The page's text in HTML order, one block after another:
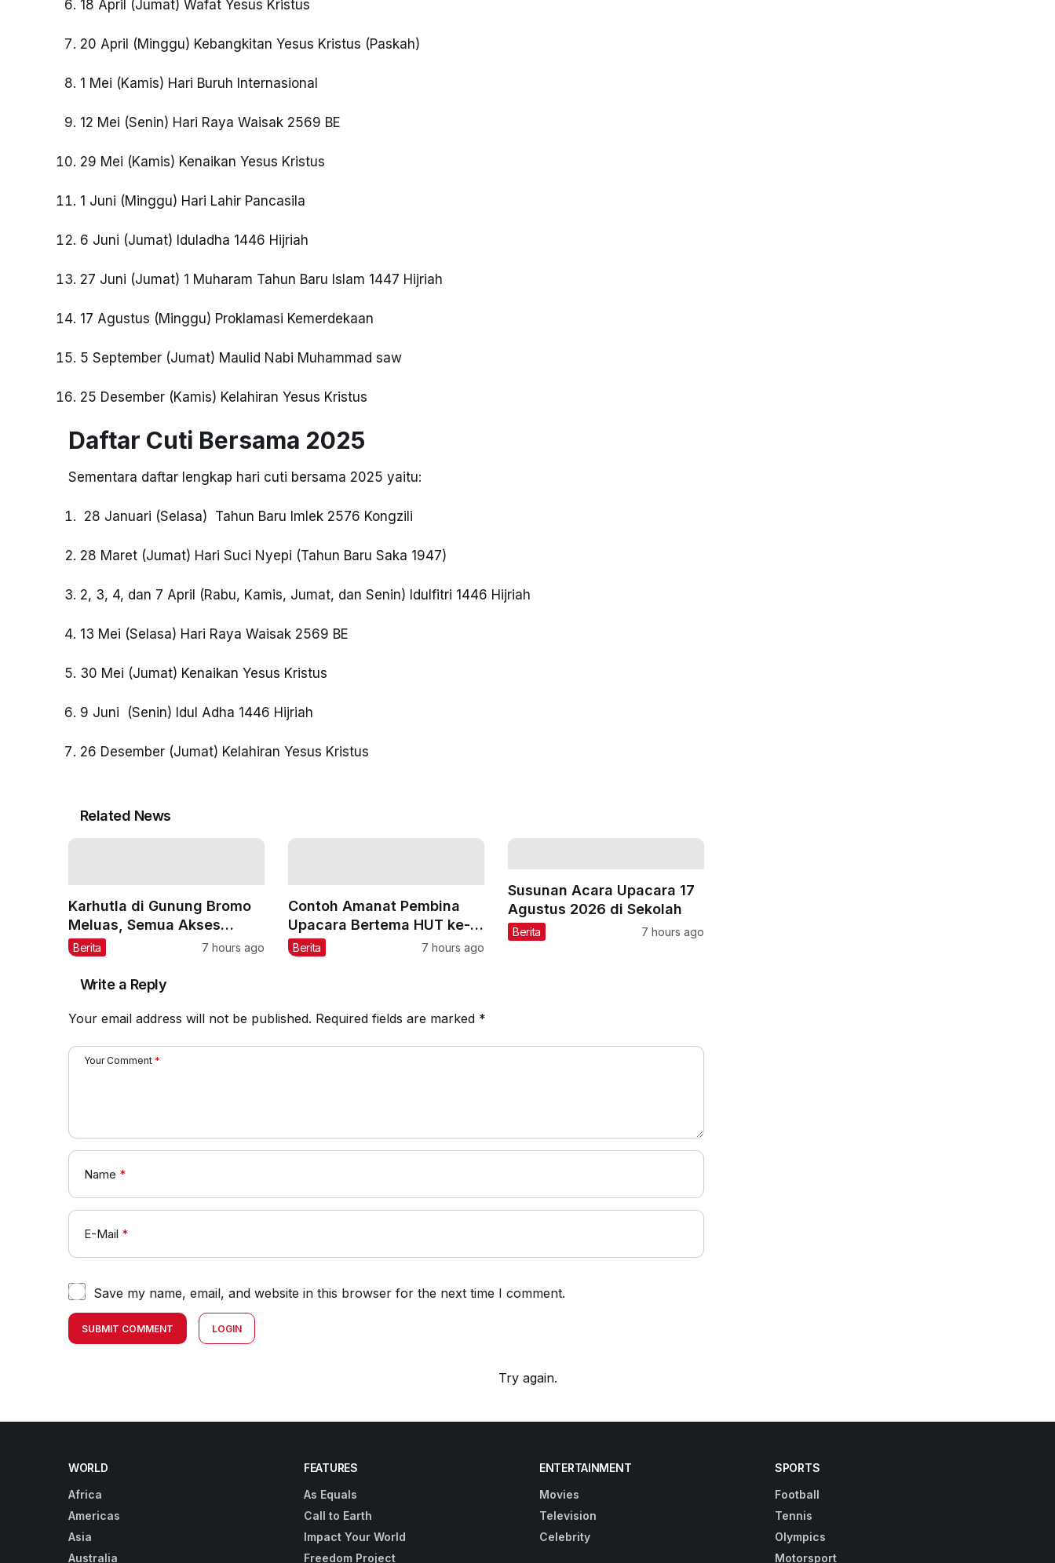
18 April (Jumat) Wafat Yesus Kristus
20 April (Minggu) Kebangkitan Yesus Kristus (Paskah)
1 Mei (Kamis) Hari Buruh Internasional
12 Mei (Senin) Hari Raya Waisak 2569 BE
29 Mei (Kamis) Kenaikan Yesus Kristus
1 Juni (Minggu) Hari Lahir Pancasila
6 Juni (Jumat) Iduladha 1446 Hijriah
27 Juni (Jumat) 1 Muharam Tahun Baru Islam 1447 Hijriah
17 Agustus (Minggu) Proklamasi Kemerdekaan
5 September (Jumat) Maulid Nabi Muhammad saw
25 Desember (Kamis) Kelahiran Yesus Kristus
Daftar Cuti Bersama 2025
Sementara daftar lengkap hari cuti bersama 2025 yaitu:
28 Januari (Selasa) Tahun Baru Imlek 2576 Kongzili
28 Maret (Jumat) Hari Suci Nyepi (Tahun Baru Saka 1947)
2, 3, 4, dan 7 April (Rabu, Kamis, Jumat, dan Senin) Idulfitri 1446 Hijriah
13 Mei (Selasa) Hari Raya Waisak 2569 BE
30 Mei (Jumat) Kenaikan Yesus Kristus
9 Juni (Senin) Idul Adha 1446 Hijriah
26 Desember (Jumat) Kelahiran Yesus Kristus
Related News
Karhutla di Gunung Bromo
Meluas, Semua Akses
Masuk Ditutup Total
Berita 7 hours ago
Contoh Amanat Pembina
Upacara Bertema HUT ke-
81 RI 2026
Berita 7 hours ago
Susunan Acara Upacara 17
Agustus 2026 di Sekolah
Berita 7 hours ago
Write a Reply
Your email address will not be published. Required fields are marked *
Your Comment *
Name *
E-Mail *
Save my name, email, and website in this browser for the next time I comment.
SUBMIT COMMENT LOGIN
Try again.
WORLD
Africa
Americas
Asia
Australia
FEATURES
As Equals
Call to Earth
Impact Your World
Freedom Project
ENTERTAINMENT
Movies
Television
Celebrity
SPORTS
Football
Tennis
Olympics
Motorsport